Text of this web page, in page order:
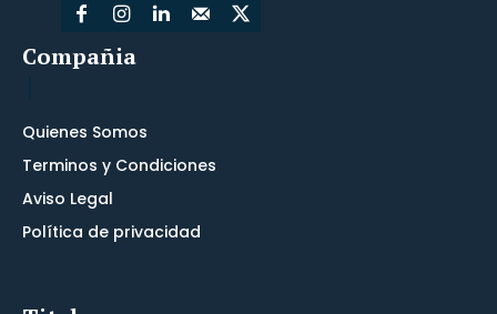
Compañia
Quienes Somos
Terminos y Condiciones
Aviso Legal
Política de privacidad